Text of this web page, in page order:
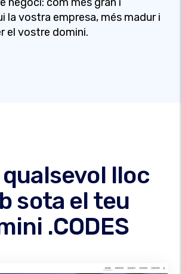
la vostra empresa, més madur i
el vostre domini.
lloc
sota el teu
.CODES